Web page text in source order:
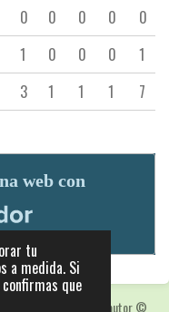
tu
a medida. Si
que
0 0 0 0 0
1 0 0 0 1
3 1 1 1 7
web con
con derechos de autor©